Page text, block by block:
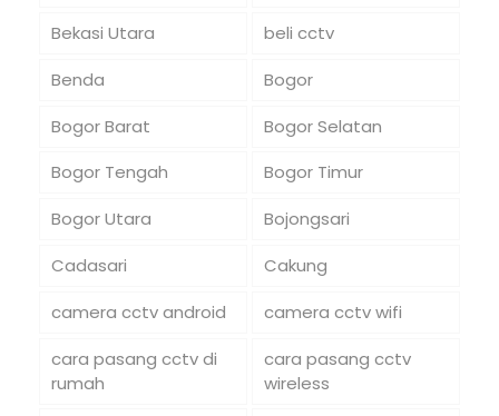
Bekasi Utara
beli cctv
Benda
Bogor
Bogor Barat
Bogor Selatan
Bogor Tengah
Bogor Timur
Bogor Utara
Bojongsari
Cadasari
Cakung
camera cctv android
camera cctv wifi
cara pasang cctv di
rumah
cara pasang cctv
wireless